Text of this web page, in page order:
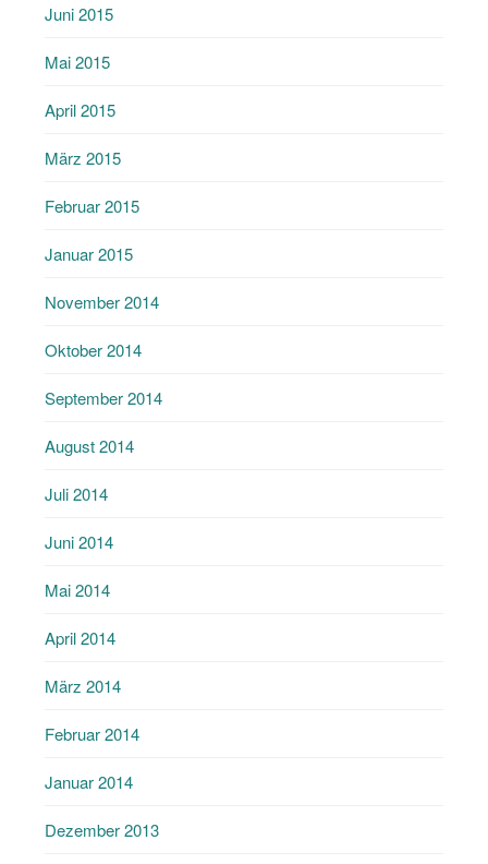
Juni 2015
Mai 2015
April 2015
März 2015
Februar 2015
Januar 2015
November 2014
Oktober 2014
September 2014
August 2014
Juli 2014
Juni 2014
Mai 2014
April 2014
März 2014
Februar 2014
Januar 2014
Dezember 2013